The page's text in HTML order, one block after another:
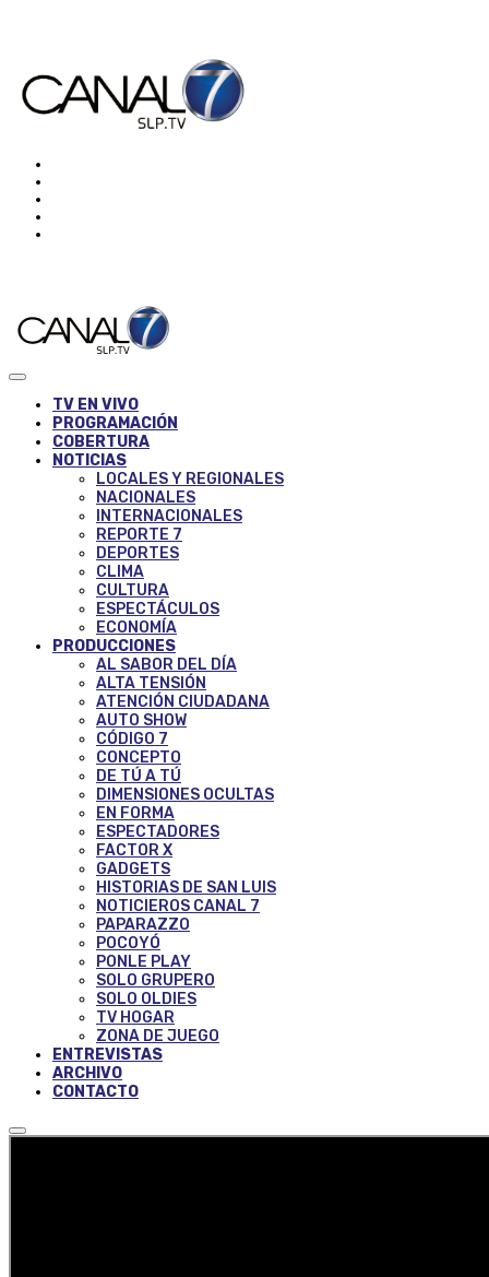
TV EN VIVO
PROGRAMACIÓN
COBERTURA
NOTICIAS
LOCALES Y REGIONALES
NACIONALES
INTERNACIONALES
REPORTE 7
DEPORTES
CLIMA
CULTURA
ESPECTÁCULOS
ECONOMÍA
PRODUCCIONES
AL SABOR DEL DÍA
ALTA TENSIÓN
ATENCIÓN CIUDADANA
AUTO SHOW
CÓDIGO 7
CONCEPTO
DE TÚ A TÚ
DIMENSIONES OCULTAS
EN FORMA
ESPECTADORES
FACTOR X
GADGETS
HISTORIAS DE SAN LUIS
NOTICIEROS CANAL 7
PAPARAZZO
POCOYÓ
PONLE PLAY
SOLO GRUPERO
SOLO OLDIES
TV HOGAR
ZONA DE JUEGO
ENTREVISTAS
ARCHIVO
CONTACTO